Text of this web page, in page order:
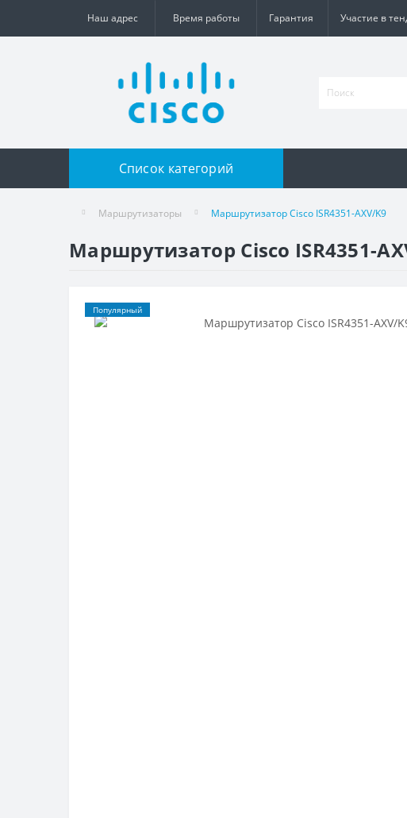
Наш адрес Время работы Гарантия Участие в
Список категорий
Маршрутизаторы Маршрутизатор Cisco ISR4351-AXV/K9
Маршрутизатор Cisco ISR4351-
Популярный